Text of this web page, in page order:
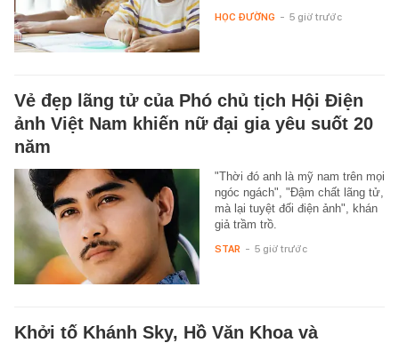
HỌC ĐƯỜNG - 5 giờ trước
Vẻ đẹp lãng tử của Phó chủ tịch Hội Điện
ảnh Việt Nam khiến nữ đại gia yêu suốt 20
năm
"Thời đó anh là mỹ nam trên mọi
ngóc ngách", "Đậm chất lãng tử,
mà lại tuyệt đối điện ảnh", khán
giả trầm trồ.
STAR - 5 giờ trước
Khởi tố Khánh Sky, Hồ Văn Khoa và